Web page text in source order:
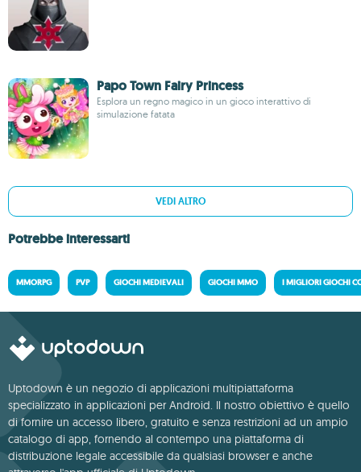
Papo Town Fairy Princess
Esplora un regno magico in un gioco interattivo di
simulazione fatata
VEDI ALTRO
Potrebbe interessarti
MMORPG PVP GIOCHI MEDIEVALI GIOCHI MMO I MIGLIORI GIOCHI
Uptodown è un negozio di applicazioni multipiattaforma
specializzato in applicazioni per Android. Il nostro obiettivo è quello
di fornire un accesso libero, gratuito e senza restrizioni ad un ampio
catalogo di app, fornendo al contempo una piattaforma di
distribuzione legale accessibile da qualsiasi browser e anche